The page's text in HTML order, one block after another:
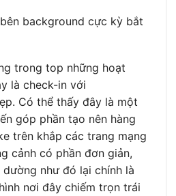
background cực kỳ bắt
trong top những hoạt
là check-in với
Có thể thấy đây là một
góp phần tạo nên hàng
trên khắp các trang mạng
cảnh có phần đơn giản,
như đó lại chính là
nơi đây chiếm trọn trái